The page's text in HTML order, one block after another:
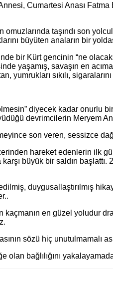
Cumartesi Anası
taşındı son
büyüten anaların bir
bir Kürt gencinin “ne
yaşamış, savaşın en
yumrukları sıkılı,
diyecek kadar onurlu
devrimcilerin Meryem
son veren, sessizce
hareket edenlerin ilk
büyük bir saldırı
duygusallaştırılmış
en güzel yoludur
sözü hiç unutulmamalı
olan bağlılığını